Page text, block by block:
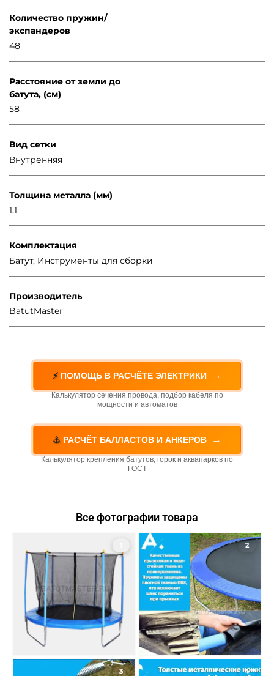
Количество пружин/
экспандеров
48
Расстояние от земли до
батута, (см)
58
Вид сетки
Внутренняя
Толщина металла (мм)
1.1
Комплектация
Батут, Инструменты для сборки
Производитель
BatutMaster
⚡ ПОМОЩЬ В РАСЧЁТЕ ЭЛЕКТРИКИ →
Калькулятор сечения провода, подбор кабеля по
мощности и автоматов
⚓ РАСЧЁТ БАЛЛАСТОВ И АНКЕРОВ →
Калькулятор крепления батутов, горок и аквапарков по
ГОСТ
Все фотографии товара
2
3 4